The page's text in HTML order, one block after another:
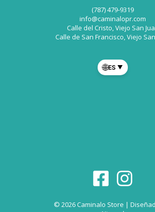
(787) 479-9319
info@caminalopr.com
Calle del Cristo, Viejo San
Calle de San Francisco, Viejo
🌐ES ▼
© 2026 Caminalo Store |